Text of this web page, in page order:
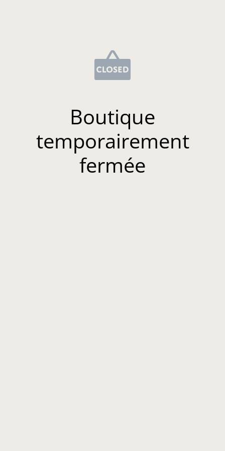
Boutique
temporairement
fermée